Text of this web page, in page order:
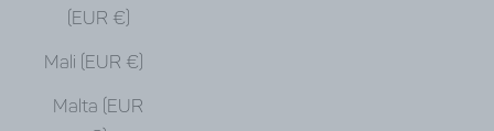
(EUR €)
Mali (EUR €)
Malta (EUR